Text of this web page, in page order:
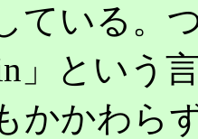
ている。
」という
かかわら